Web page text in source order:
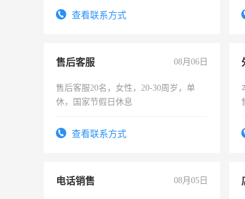
查看联系方式
售后客服 08月06日
售后客服20名，女性，20-30周岁，单
休，国家节假日休息
查看联系方式
电话销售 08月05日